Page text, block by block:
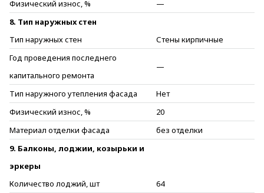
Физический износ, %
—
8. Тип наружных стен
Тип наружных стен
Стены кирпичные
Год проведения последнего
капитального ремонта
—
Тип наружного утепления фасада
Нет
Физический износ, %
20
Материал отделки фасада
без отделки
9. Балконы, лоджии, козырьки и
эркеры
Количество лоджий, шт
64